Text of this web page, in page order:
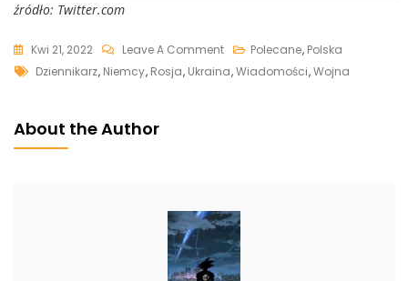
źródło: Twitter.com
Kwi 21, 2022 Leave A CommentOn
Beata
Solidarność
UE
I
Polecane, Polska
Tags
Dziennikarz, Niemcy, Rosja, Ukraina,Wiadomości,Wojna
About the Author